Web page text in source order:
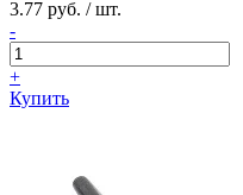
3.77 руб. / шт.
-
+
Купить